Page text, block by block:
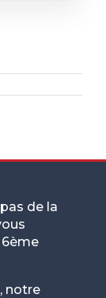
de la
6ème
, notre